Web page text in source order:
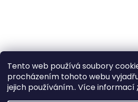
Tento web používá soubory
procházením tohoto webu
jejich používáním.. Více informací